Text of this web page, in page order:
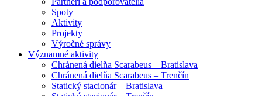
Spoty
Aktivity
Projekty
Výročné správy
Významné aktivity
Chránená dielňa Scarabeus – Bratislava
Chránená dielňa Scarabeus – Trenčín
Statický stacionár – Bratislava